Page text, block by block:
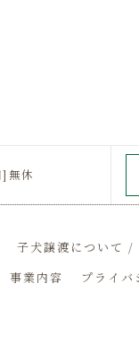
無休
子犬譲渡について /
事業内容 プライバ